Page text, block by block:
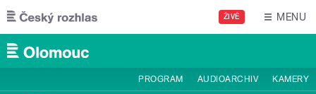
Přejít k hlavnímu obsahu
ŽIVĚ MENU
PROGRAM AUDIOARCHIV KAMERY